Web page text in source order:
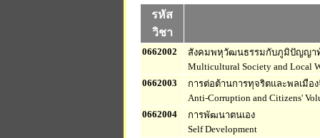
รหัส
วิชา
0662002
สังคมพหุวัฒนธรรมกับภูมิปัญญา
Multicultural Society and Local
0662003
การต่อต้านการทุจริตและพลเมือ
Anti-Corruption and Citizens'
0662004
การพัฒนาตนเอง
Self Development